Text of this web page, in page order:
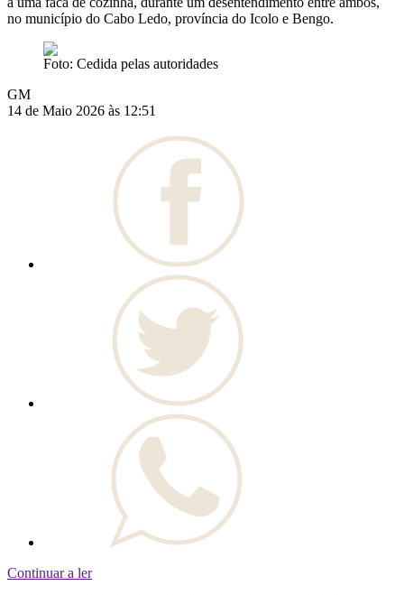
no município do Cabo Ledo, província do Icolo e Bengo.
Foto: Cedida pelas autoridades
GM
14 de Maio 2026 às 12:51
Continuar a ler